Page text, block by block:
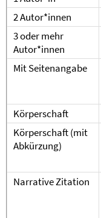
2 Autor*innen
3 oder mehr
Autor*innen
Mit Seitenangabe
Körperschaft
Körperschaft (mit
Abkürzung)
Narrative Zitation